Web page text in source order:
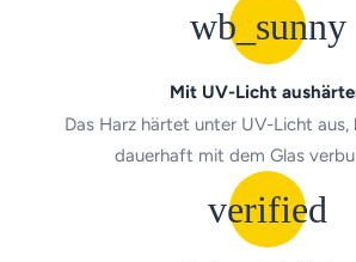
wb_sunny
Mit UV-Licht
Das Harz härtet unter UV-Licht aus,
dauerhaft mit dem Glas
verified